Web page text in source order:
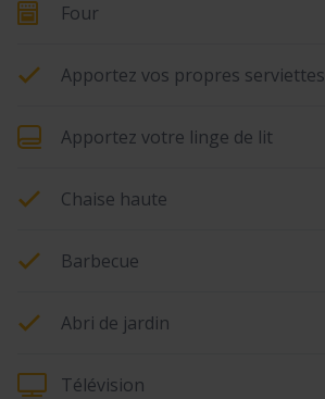
Four
Apportez vos propres serviettes
Apportez votre linge de lit
Chaise haute
Barbecue
Abri de jardin
Télévision